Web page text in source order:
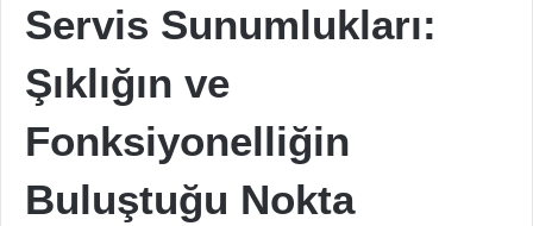
Servis Sunumlukları:
Şıklığın ve
Fonksiyonelliğin
Buluştuğu Nokta